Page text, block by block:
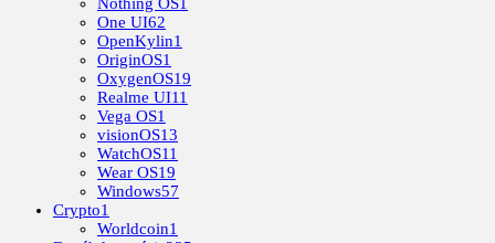
One UI62
OpenKylin1
OriginOS1
OxygenOS19
Realme UI11
Vega OS1
visionOS13
WatchOS11
Wear OS19
Windows57
Crypto1
Worldcoin1